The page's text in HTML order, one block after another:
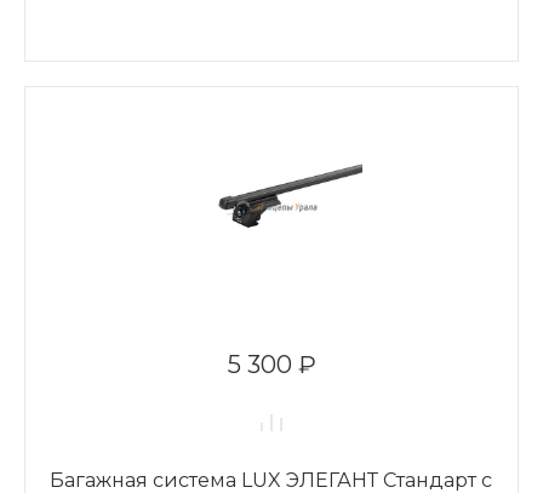
5 300 ₽
Багажная система LUX ЭЛЕГАНТ Стандарт с